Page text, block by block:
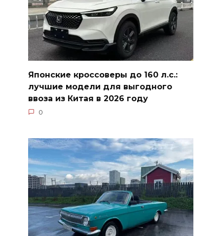
Японские кроссоверы до 160 л.с.:
лучшие модели для выгодного
ввоза из Китая в 2026 году
0